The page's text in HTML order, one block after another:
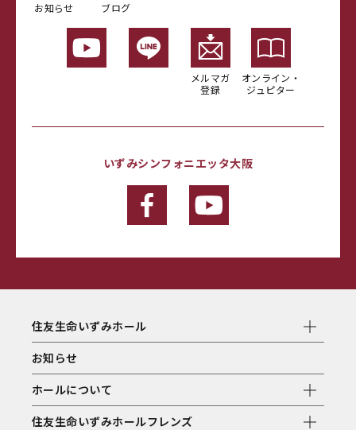
お知らせ ブログ
メルマガ
登録
オンライン・
ジュピター
いずみシンフォニエッタ大阪
住友生命いずみホール
お知らせ
ホールについて
住友生命いずみホールフレンズ